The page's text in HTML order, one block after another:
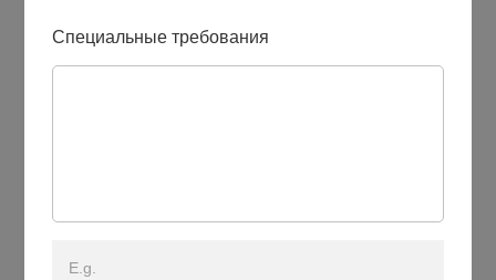
Специальные требования
E.g.